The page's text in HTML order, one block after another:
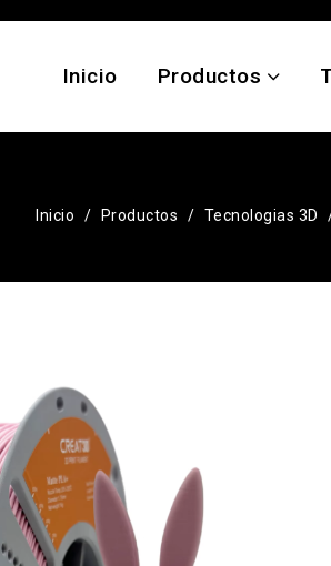
Inicio Productos
Inicio Productos Tecnologias 3D